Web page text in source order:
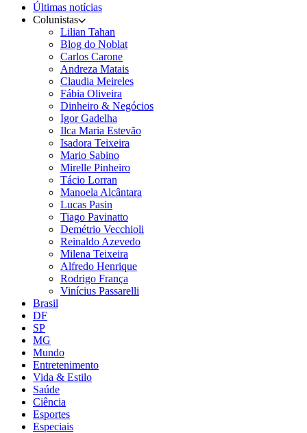
Últimas notícias
Colunistas
Lilian Tahan
Blog do Noblat
Carlos Carone
Andreza Matais
Claudia Meireles
Fábia Oliveira
Dinheiro & Negócios
Igor Gadelha
Ilca Maria Estevão
Isadora Teixeira
Mario Sabino
Mirelle Pinheiro
Tácio Lorran
Manoela Alcântara
Lucas Pasin
Tiago Pavinatto
Demétrio Vecchioli
Reinaldo Azevedo
Milena Teixeira
Alfredo Henrique
Rodrigo França
Vinícius Passarelli
Brasil
DF
SP
MG
Mundo
Entretenimento
Vida & Estilo
Saúde
Ciência
Esportes
Especiais